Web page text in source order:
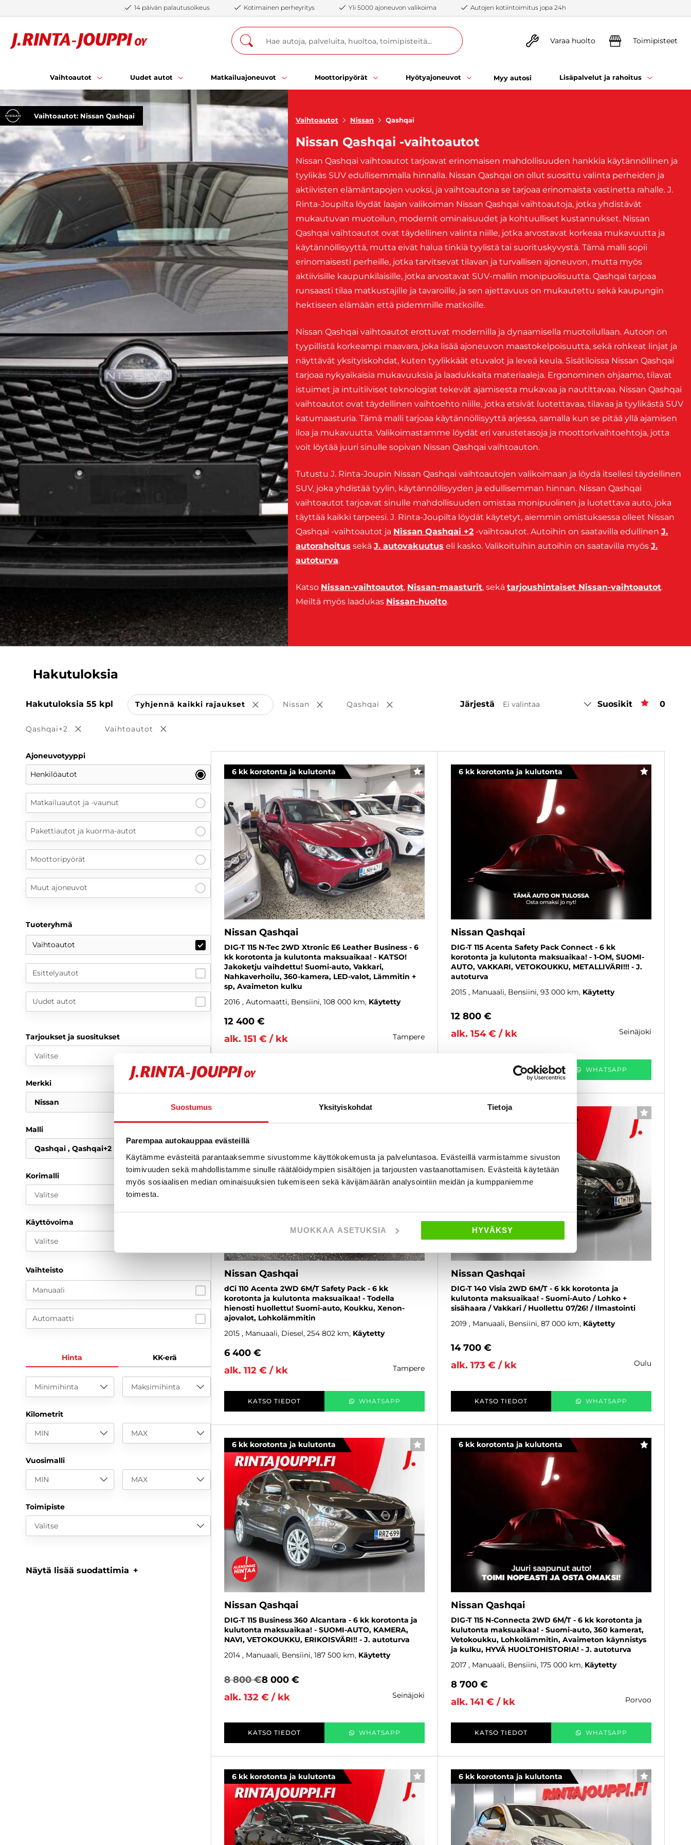
Suostumus Yksityiskohdat Tietoja
Parempaa autokauppaa evästeillä
Käytämme evästeitä parantaaksemme sivustomme käyttökokemusta ja palveluntasoa. Evästeillä varmistamme sivuston
toimivuuden sekä mahdollistamme sinulle räätälöidympien sisältöjen ja tarjousten vastaanottamisen. Evästeitä käytetään
myös sosiaalisen median ominaisuuksien tukemiseen sekä kävijämäärän analysointiin meidän ja kumppaniemme
toimesta.
MUOKKAA ASETUKSIA HYVÄKSY
14 päivän palautusoikeus Kotimainen perheyritys Yli 5000 ajoneuvon valikoima Autojen kotiintoimitus jopa 24h
Varaa huolto Toimipisteet
Vaihtoautot Uudet autot Matkailuajoneuvot Moottoripyörät Hyötyajoneuvot Myy autosi Lisäpalvelut ja rahoitus
Vaihtoautot: Nissan Qashqai
Vaihtoautot Nissan Qashqai
Nissan Qashqai -vaihtoautot
Nissan Qashqai vaihtoautot tarjoavat erinomaisen mahdollisuuden hankkia käytännöllinen ja
tyylikäs SUV edullisemmalla hinnalla. Nissan Qashqai on ollut suosittu valinta perheiden ja
aktiivisten elämäntapojen vuoksi, ja vaihtoautona se tarjoaa erinomaista vastinetta rahalle. J.
Rinta-Joupilta löydät laajan valikoiman Nissan Qashqai vaihtoautoja, jotka yhdistävät
mukautuvan muotoilun, modernit ominaisuudet ja kohtuulliset kustannukset. Nissan
Qashqai vaihtoautot ovat täydellinen valinta niille, jotka arvostavat korkeaa mukavuutta ja
käytännöllisyyttä, mutta eivät halua tinkiä tyylistä tai suorituskyvystä. Tämä malli sopii
erinomaisesti perheille, jotka tarvitsevat tilavan ja turvallisen ajoneuvon, mutta myös
aktiivisille kaupunkilaisille, jotka arvostavat SUV-mallin monipuolisuutta. Qashqai tarjoaa
runsaasti tilaa matkustajille ja tavaroille, ja sen ajettavuus on mukautettu sekä kaupungin
hektiseen elämään että pidemmille matkoille.
Nissan Qashqai vaihtoautot erottuvat modernilla ja dynaamisella muotoilullaan. Autoon on
tyypillistä korkeampi maavara, joka lisää ajoneuvon maastokelpoisuutta, sekä rohkeat linjat ja
näyttävät yksityiskohdat, kuten tyylikkäät etuvalot ja leveä keula. Sisätiloissa Nissan Qashqai
tarjoaa nykyaikaisia mukavuuksia ja laadukkaita materiaaleja. Ergonominen ohjaamo, tilavat
istuimet ja intuitiiviset teknologiat tekevät ajamisesta mukavaa ja nautittavaa. Nissan Qashqai
vaihtoautot ovat täydellinen vaihtoehto niille, jotka etsivät luotettavaa, tilavaa ja tyylikästä SUV
katumaasturia. Tämä malli tarjoaa käytännöllisyyttä arjessa, samalla kun se pitää yllä ajamisen
iloa ja mukavuutta. Valikoimastamme löydät eri varustetasoja ja moottorivaihtoehtoja, jotta
voit löytää juuri sinulle sopivan Nissan Qashqai vaihtoauton.
Tutustu J. Rinta-Joupin Nissan Qashqai vaihtoautojen valikoimaan ja löydä itsellesi täydellinen
SUV, joka yhdistää tyylin, käytännöllisyyden ja edullisemman hinnan. Nissan Qashqai
vaihtoautot tarjoavat sinulle mahdollisuuden omistaa monipuolinen ja luotettava auto, joka
täyttää kaikki tarpeesi. J. Rinta-Joupilta löydät käytetyt, aiemmin omistuksessa olleet Nissan
Qashqai -vaihtoautot ja Nissan Qashqai +2 -vaihtoautot. Autoihin on saatavilla edullinen J.
autorahoitus sekä J. autovakuutus eli kasko. Valikoituihin autoihin on saatavilla myös J.
autoturva.
Katso Nissan-vaihtoautot, Nissan-maasturit, sekä tarjoushintaiset Nissan-vaihtoautot.
Meiltä myös laadukas Nissan-huolto.
Hakutuloksia
Hakutuloksia 55 kpl Tyhjennä kaikki rajaukset Poista valinta
Nissan Poista valinta
Qashqai Poista valinta
Qashqai+2 Poista valinta
Vaihtoautot Poista valinta
Järjestä Ei valintaa Suosikit 0
Ajoneuvotyyppi
Henkilöautot
Matkailuautot ja -vaunut
Pakettiautot ja kuorma-autot
Moottoripyörät
Muut ajoneuvot
Tuoteryhmä
Vaihtoautot
Esittelyautot
Uudet autot
Tarjoukset ja suositukset
Valitse
Merkki
Nissan
Malli
Qashqai Qashqai+2
Korimalli
Valitse
Käyttövoima
Valitse
Vaihteisto
Manuaali
Automaatti
Hinta KK-erä
Minimihinta Maksimihinta
Kilometrit
MIN MAX
Vuosimalli
MIN MAX
Toimipiste
Valitse
Näytä lisää suodattimia
6 kk korotonta ja kulutonta SUOSIKKI
Nissan Qashqai
DIG-T 115 N-Tec 2WD Xtronic E6 Leather Business - 6
kk korotonta ja kulutonta maksuaikaa! - KATSO!
Jakoketju vaihdettu! Suomi-auto, Vakkari,
Nahkaverhoilu, 360-kamera, LED-valot, Lämmitin +
sp, Avaimeton kulku
2016 , Automaatti, Bensiini, 108 000 km Käytetty
12 400 €
alk. 151 € / kk
tampere
KATSO TIEDOT
6 kk korotonta ja kulutonta SUOSIKKI
Nissan Qashqai
DIG-T 115 Acenta Safety Pack Connect - 6 kk
korotonta ja kulutonta maksuaikaa! - 1-OM, SUOMI-
AUTO, VAKKARI, VETOKOUKKU, METALLIVÄRI!!! - J.
autoturva
2015 , Manuaali, Bensiini, 93 000 km Käytetty
12 800 €
alk. 154 € / kk
seinäjoki
KATSO TIEDOT WHATSAPP
6 kk korotonta ja kulutonta
Nissan Qashqai
dCi 110 Acenta 2WD 6M/T Safety Pack - 6 kk
korotonta ja kulutonta maksuaikaa! - Todella
hienosti huollettu! Suomi-auto, Koukku, Xenon-
ajovalot, Lohkolämmitin
2015 , Manuaali, Diesel, 254 802 km Käytetty
6 400 €
alk. 112 € / kk
tampere
KATSO TIEDOT WHATSAPP
6 kk korotonta ja kulutonta SUOSIKKI
Nissan Qashqai
DIG-T 140 Visia 2WD 6M/T - 6 kk korotonta ja
kulutonta maksuaikaa! - Suomi-Auto / Lohko +
sisähaara / Vakkari / Huollettu 07/26! / Ilmastointi
2019 , Manuaali, Bensiini, 87 000 km Käytetty
14 700 €
alk. 173 € / kk
oulu
KATSO TIEDOT WHATSAPP
6 kk korotonta ja kulutonta SUOSIKKI
Nissan Qashqai
DIG-T 115 Business 360 Alcantara - 6 kk korotonta ja
kulutonta maksuaikaa! - SUOMI-AUTO, KAMERA,
NAVI, VETOKOUKKU, ERIKOISVÄRI!! - J. autoturva
2014 , Manuaali, Bensiini, 187 500 km Käytetty
8 800 €8 000 €
alk. 132 € / kk
seinäjoki
KATSO TIEDOT WHATSAPP
6 kk korotonta ja kulutonta SUOSIKKI
Nissan Qashqai
DIG-T 115 N-Connecta 2WD 6M/T - 6 kk korotonta ja
kulutonta maksuaikaa! - Suomi-auto, 360 kamerat,
Vetokoukku, Lohkolämmitin, Avaimeton käynnistys
ja kulku, HYVÄ HUOLTOHISTORIA! - J. autoturva
2017 , Manuaali, Bensiini, 175 000 km Käytetty
8 700 €
alk. 141 € / kk
porvoo
KATSO TIEDOT WHATSAPP
6 kk korotonta ja kulutonta SUOSIKKI 6 kk korotonta ja kulutonta SUOSIKKI